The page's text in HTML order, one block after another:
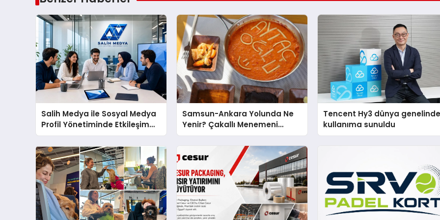
Salih Medya ile Sosyal Medya
Profil Yönetiminde Etkileşim
Artırma Yöntemleri
Samsun-Ankara Yolunda Ne
Yenir? Çakallı Menemeni
Molası
Tencent Hy3 dünya
kullanıma sunuldu